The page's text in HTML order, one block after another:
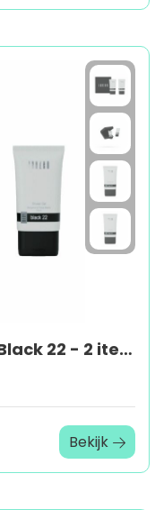
JANZEN Direct Mail Giftset Black 22 - 2 items
Bekijk